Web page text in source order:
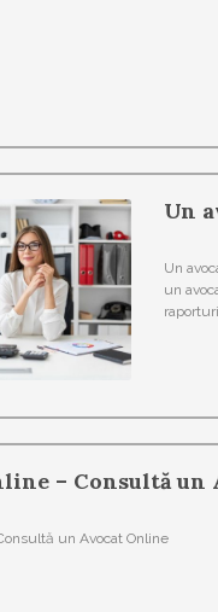
Un
Un
un
– Consultă un
un Avocat Online